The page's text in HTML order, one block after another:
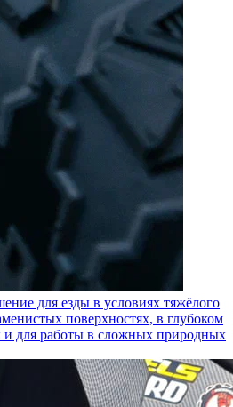
для езды в условиях тяжёлого
поверхностях, в глубоком
и для работы в сложных природных